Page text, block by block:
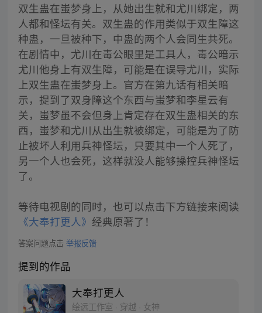
双生蛊在蚩梦身上，从她出生就和尤川绑定，两
人都和怪坛有关。双生蛊的作用类似于双生障这
种蛊，一旦被种下，中蛊的两个人会同生共死。
在剧情中，尤川在毒公眼里是工具人，毒公暗示
尤川他身上有双生障，可能是在误导尤川，实际
上双生蛊在蚩梦身上。官方在第九话有相关暗
示，提到了双身障这个东西与蚩梦和李星云有
关，蚩梦虽不会但身上肯定存在双生蛊相关的东
西，蚩梦和尤川从出生就被绑定，可能是为了防
止被坏人利用兵神怪坛，只要其中一个人死了，
另一个人也会死，这样就没人能够操控兵神怪坛
了。
等待电视剧的同时，也可以点击下方链接来阅读
《大奉打更人》 经典原著了！
答案问题点击 举报反馈
提到的作品
大奉打更人
绘远工作室 · 穿越 · 女神